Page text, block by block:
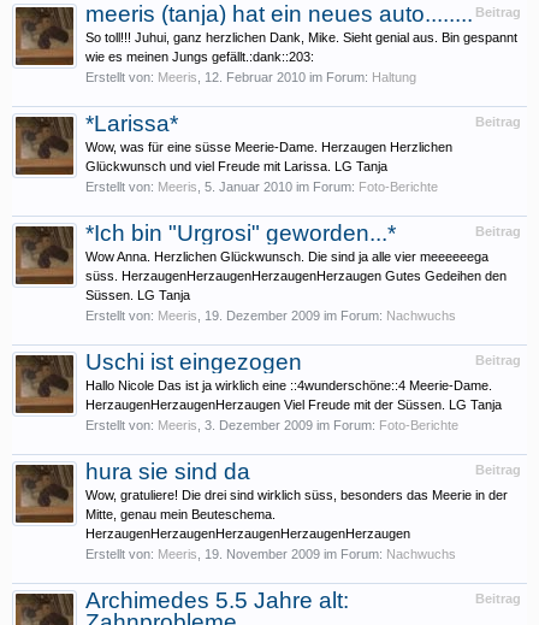
Beitrag
meeris (tanja) hat ein neues auto........
So toll!!! Juhui, ganz herzlichen Dank, Mike. Sieht genial aus. Bin gespannt
wie es meinen Jungs gefällt.:dank::203:
Erstellt von: Meeris 12. Februar 2010 im Forum: Haltung
Beitrag
*Larissa*
Wow, was für eine süsse Meerie-Dame. Herzaugen Herzlichen
Glückwunsch und viel Freude mit Larissa. LG Tanja
Erstellt von: Meeris 5. Januar 2010 im Forum: Foto-Berichte
Beitrag
*Ich bin "Urgrosi" geworden...*
Wow Anna. Herzlichen Glückwunsch. Die sind ja alle vier meeeeeega
süss. HerzaugenHerzaugenHerzaugenHerzaugen Gutes Gedeihen den
Süssen. LG Tanja
Erstellt von: Meeris 19. Dezember 2009 im Forum: Nachwuchs
Beitrag
Uschi ist eingezogen
Hallo Nicole Das ist ja wirklich eine ::4wunderschöne::4 Meerie-Dame.
HerzaugenHerzaugenHerzaugen Viel Freude mit der Süssen. LG Tanja
Erstellt von: Meeris 3. Dezember 2009 im Forum: Foto-Berichte
Beitrag
hura sie sind da
Wow, gratuliere! Die drei sind wirklich süss, besonders das Meerie in der
Mitte, genau mein Beuteschema.
HerzaugenHerzaugenHerzaugenHerzaugenHerzaugen
Erstellt von: Meeris 19. November 2009 im Forum: Nachwuchs
Beitrag
Archimedes 5.5 Jahre alt: